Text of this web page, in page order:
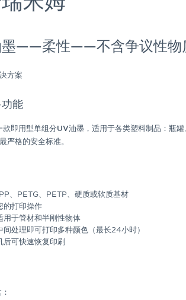
墨——柔性——不含争议性物
方案
能
即用型单组分UV油墨， 适用于各类塑料制品：瓶
严格的安全标准。
、PETG、PETP、硬质或软质基材
的打印操作
用于管材和半刚性物体
间处理即可打印多种颜色（最长24小时）
后可快速恢复印刷